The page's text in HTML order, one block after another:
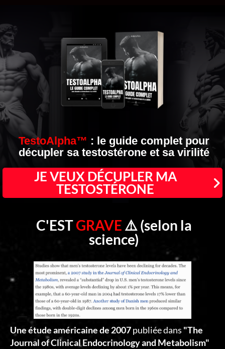
TestoAlpha™ : le guide complet pour
décuplersa testostéroneet sa virilité
JE VEUX DÉCUPLER MA
TESTOSTÉRONE
C'ESTGRAVE ⚠️ (selon la
science)
Une étude américaine de 2007publiée dans "The
Journal of Clinical Endocrinology and Metabolism"